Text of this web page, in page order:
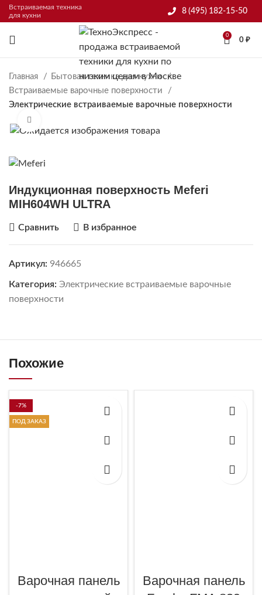
Встраиваемая техника
для кухни
8 (495) 182-15-50
0
0 ₽
Главная
Бытовая техника для кухни
Встраиваемые варочные поверхности
Электрические встраиваемые варочные поверхности
Индукционная поверхность Meferi
MIH604WH ULTRA
Сравнить В избранное
Артикул: 946665
Категория: Электрические встраиваемые варочные
поверхности
Похожие
-7%
ПОД ЗАКАЗ
Варочная панель
Варочная панель